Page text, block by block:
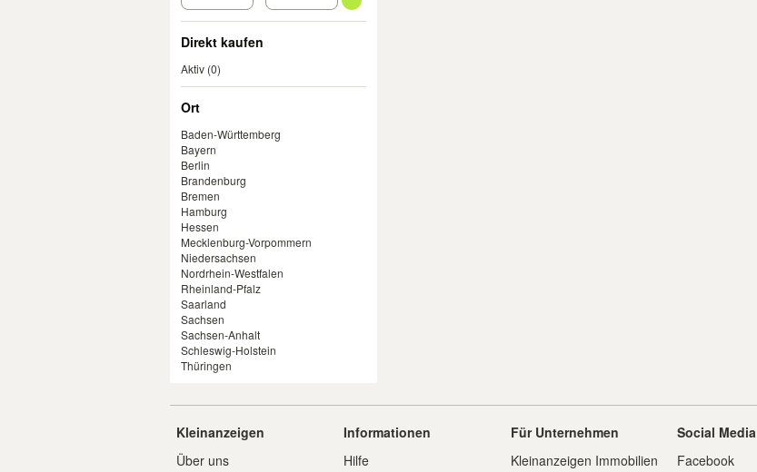
Direkt kaufen
Aktiv (0)
Ort
Baden-Württemberg
Bayern
Berlin
Brandenburg
Bremen
Hamburg
Hessen
Mecklenburg-Vorpommern
Niedersachsen
Nordrhein-Westfalen
Rheinland-Pfalz
Saarland
Sachsen
Sachsen-Anhalt
Schleswig-Holstein
Thüringen
Kleinanzeigen
Über uns
Informationen
Hilfe
Für Unternehmen
Kleinanzeigen Immobilien
Social Media
Facebook